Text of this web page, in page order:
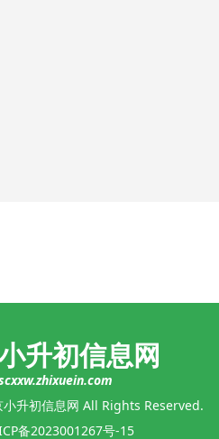
升初信息网
升初信息网 All Rights Reserved.
备2023001267号-15